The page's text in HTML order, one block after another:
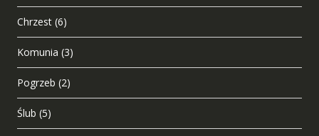
Chrzest (6)
Komunia (3)
Pogrzeb (2)
Ślub (5)